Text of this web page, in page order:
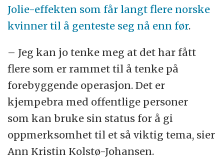
Jolie-effekten som får langt flere norske
kvinner til å genteste seg nå enn før.
– Jeg kan jo tenke meg at det har fått
flere som er rammet til å tenke på
forebyggende operasjon. Det er
kjempebra med offentlige personer
som kan bruke sin status for å gi
oppmerksomhet til et så viktig tema, sier
Ann Kristin Kolstø-Johansen.